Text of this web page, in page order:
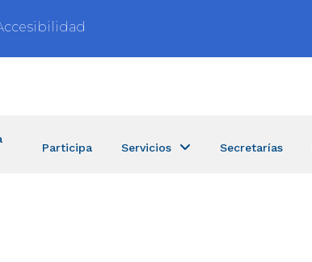
Participa Servicios Secretarías